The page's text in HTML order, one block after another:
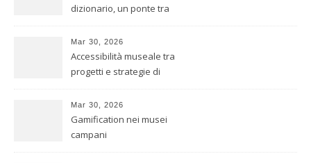
dizionario, un ponte tra
Mar 30, 2026
Accessibilità museale tra
progetti e strategie di
Mar 30, 2026
Gamification nei musei
campani